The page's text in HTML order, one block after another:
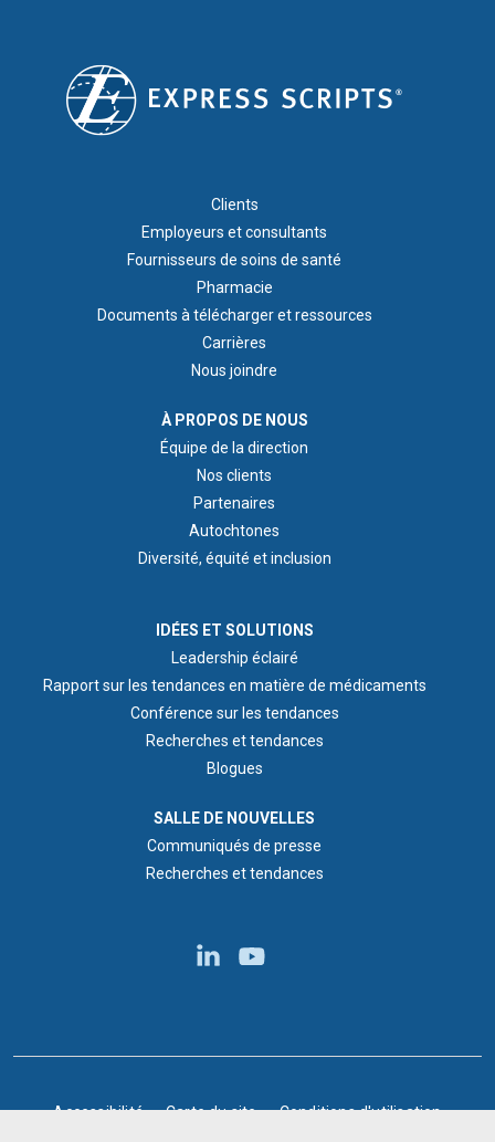
Clients
Employeurs et consultants
Fournisseurs de soins de santé
Pharmacie
Documents à télécharger et ressources
Carrières
Nous joindre
À PROPOS DE NOUS
Équipe de la direction
Nos clients
Partenaires
Autochtones
Diversité, équité et inclusion
IDÉES ET SOLUTIONS
Leadership éclairé
Rapport sur les tendances en matière de médicaments
Conférence sur les tendances
Recherches et tendances
Blogues
SALLE DE NOUVELLES
Communiqués de presse
Recherches et tendances
BOTTOM FOOTER
Accessibilité Carte du site
Conditions d'utilisation